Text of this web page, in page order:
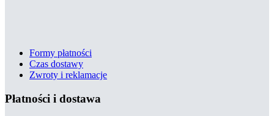
Formy płatności
Czas dostawy
Zwroty i reklamacje
Płatności i dostawa